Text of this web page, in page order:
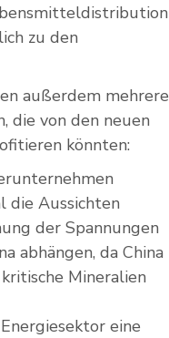
zu den
außerdem mehrere
die von den neuen
könnten:
die Aussichten
der Spannungen
abhängen, da China
Mineralien
eine